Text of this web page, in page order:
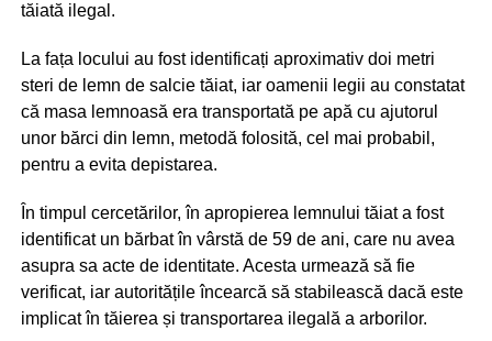
tăiată ilegal.
La fața locului au fost identificați aproximativ doi metri
steri de lemn de salcie tăiat, iar oamenii legii au constatat
că masa lemnoasă era transportată pe apă cu ajutorul
unor bărci din lemn, metodă folosită, cel mai probabil,
pentru a evita depistarea.
În timpul cercetărilor, în apropierea lemnului tăiat a fost
identificat un bărbat în vârstă de 59 de ani, care nu avea
asupra sa acte de identitate. Acesta urmează să fie
verificat, iar autoritățile încearcă să stabilească dacă este
implicat în tăierea și transportarea ilegală a arborilor.